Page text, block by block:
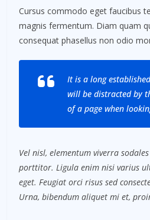
Cursus commodo eget faucibus
magnis fermentum. Diam quam
consequat phasellus non odio
It is a long
will be distracted by
of a page when
Vel nisl, elementum viverra
porttitor. Ligula enim nisi varius
eget. Feugiat orci risus sed
Urna, bibendum aliquet mi et,